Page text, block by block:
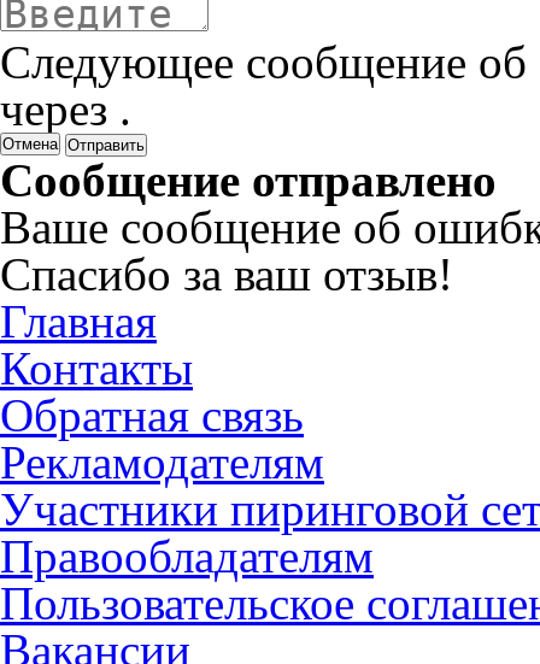
Следующее сообщение об
через .
Отмена
Сообщение отправлено
Ваше сообщение об
Спасибо за ваш отзыв!
Главная
Контакты
Обратная связь
Рекламодателям
Участники пиринговой
Правообладателям
Пользовательское
Вакансии